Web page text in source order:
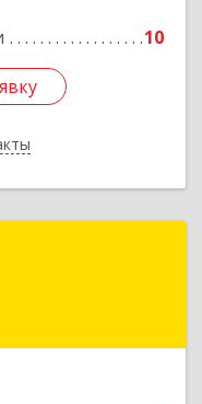
10
Подробнее
Андрей